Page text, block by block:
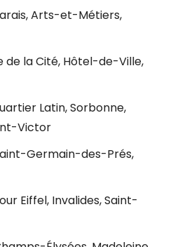
Arts-et-Métiers,
de la Cité, Hôtel-de-Ville,
Latin, Sorbonne,
Victor
Germain-des-Prés,
Eiffel, Invalides, Saint-